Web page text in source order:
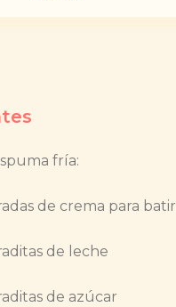
fría:
de crema para batir
de leche
de azúcar